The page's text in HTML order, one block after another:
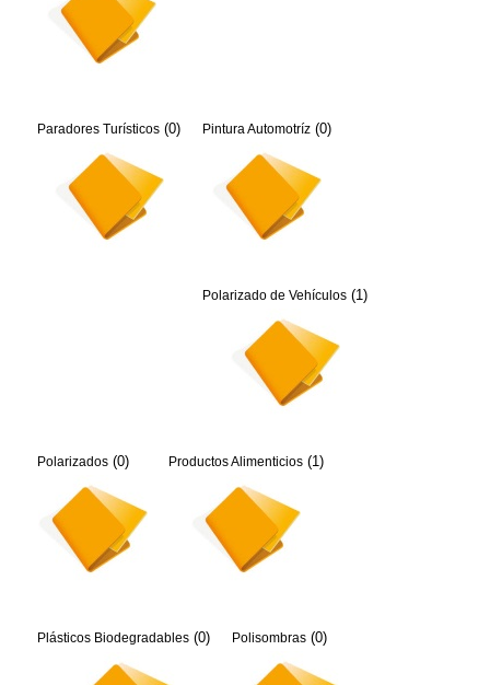
Paradores Turísticos (0) Pintura Automotríz (0)
Polarizado de Vehículos (1)
Polarizados (0) Productos Alimenticios (1)
Plásticos Biodegradables (0) Polisombras (0)